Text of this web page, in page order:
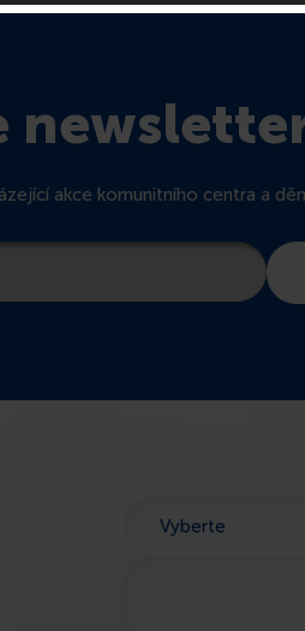
akce komunitního centra a